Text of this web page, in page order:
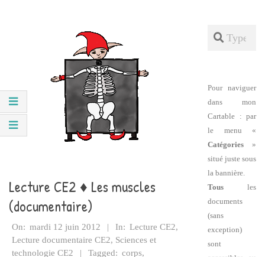
Lecture CE2 ♦ Les muscles
(documentaire)
2012-
06-
12
On: mardi 12 juin 2012 In: Lecture CE2,
Lecture documentaire CE2, Sciences et
technologie CE2
Tagged: corps,
Search
Pour naviguer
dans mon
Cartable : par
le menu «
Catégories »
situé juste sous
la bannière.
Tous les
documents
(sans
exception)
sont